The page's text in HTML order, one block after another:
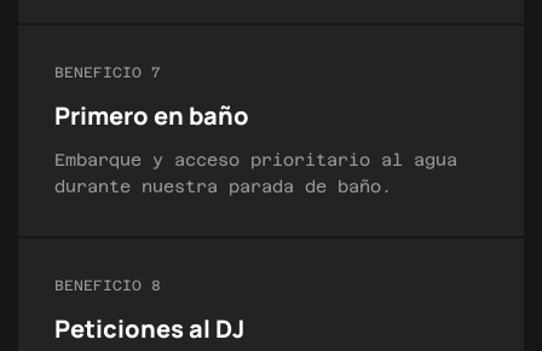
BENEFICIO 7
Primero en baño
Embarque y acceso prioritario al agua
durante nuestra parada de baño.
BENEFICIO 8
Peticiones al DJ